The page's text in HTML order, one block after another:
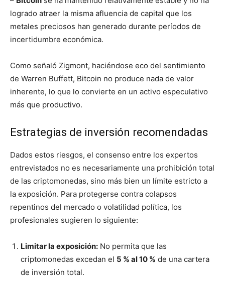
logrado atraer la misma afluencia de capital que los
metales preciosos han generado durante períodos de
incertidumbre económica.
Como señaló Zigmont, haciéndose eco del sentimiento
de Warren Buffett, Bitcoin no produce nada de valor
inherente, lo que lo convierte en un activo especulativo
más que productivo.
Estrategias de inversión recomendadas
Dados estos riesgos, el consenso entre los expertos
entrevistados no es necesariamente una prohibición total
de las criptomonedas, sino más bien un límite estricto a
la exposición. Para protegerse contra colapsos
repentinos del mercado o volatilidad política, los
profesionales sugieren lo siguiente:
Limitar la exposición: No permita que las
criptomonedas excedan el 5 % al 10 % de una cartera
de inversión total.